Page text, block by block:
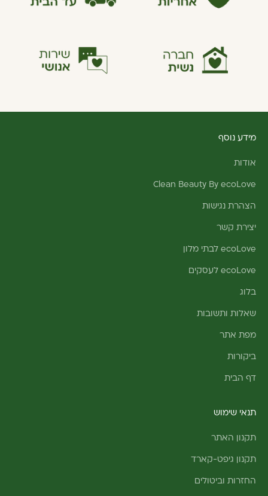
מידע נוסף
אודות
Clean Beauty By ecoLove
הצהרת נגישות
יצירת קשר
ecoLove לבתי מלון
ecoLove לעסקים
בלוג
שאלות ותשובות
מפת אתר
ביקורות
דף הבית
תנאי שימוש
תקנון האתר
תקנון גיפט-קארד
החזרות וביטולים